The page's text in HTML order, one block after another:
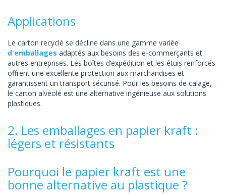
Applications
Le carton recyclé se décline dans une gamme variée
d'emballages adaptés aux besoins des e-commerçants et
autres entreprises. Les boîtes d’expédition et les étuis renforcés
offrent une excellente protection aux marchandises et
garantissent un transport sécurisé. Pour les besoins de calage,
le carton alvéolé est une alternative ingénieuse aux solutions
plastiques.
2. Les emballages en papier kraft :
légers et résistants
Pourquoi le papier kraft est une
bonne alternative au plastique ?